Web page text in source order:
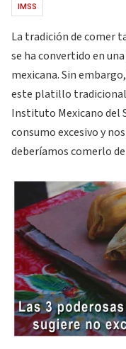
IMSS
La tradición de comer
se ha convertido en
mexicana. Sin
este platillo
Instituto Mexicano del
consumo excesivo y
deberíamos comerlo